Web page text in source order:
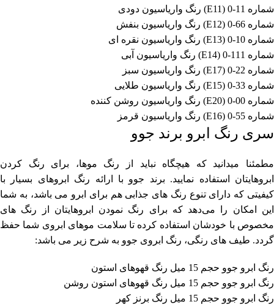
شماره 11-0 (E11) رنگ واریاسیون دودی
شماره 66-0 (E12) رنگ واریاسیون بنفش
شماره 10-0 (E13) رنگ واریاسیون نقره ای
شماره 111-0 (E14) رنگ واریاسیون آبی
شماره 22-0 (E17) رنگ واریاسیون سبز
شماره 33-0 (E15) رنگ واریاسیون طلایی
شماره 00-0 (E20) رنگ واریاسیون روشن کننده
شماره 55-0 (E16) رنگ واریاسیون قرمز
سری رنگ ابرو برند جوو
مطمئنا میدانید که هیچگاه نباید از رنگ موها، برای رنگ کردن
ابروهایتان استفاده نمایید. برند جوو با ارائه رنگ ابروهای بسیار با
کیفیتی که دارای تنوع رنگ های جذابی هم برای ابرو می باشد، به شما
این امکان را می‌دهد که برای رنگ نمودن ابروهایتان از رنگ های
مخصوص با خودشان استفاده کرده تا سلامت موهای ابروی شما حفظ
گردد. طیف های رنگی، رنگ ابروی جوو به شرح زیر می باشد:
رنگ ابرو جوو حجم 15 میل رنگ قهوهای استون
رنگ ابرو جوو حجم 15 میل رنگ قهوهای استون روشن
رنگ ابرو جوو حجم 15 میل رنگ برنز کهر